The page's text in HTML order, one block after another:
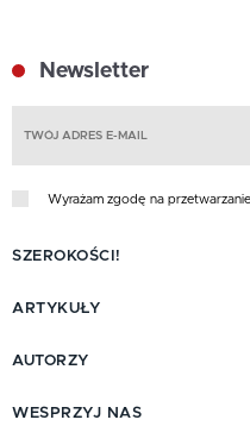
Newsletter
Wyrażam zgodę na
SZEROKOŚCI!
ARTYKUŁY
AUTORZY
WESPRZYJ NAS